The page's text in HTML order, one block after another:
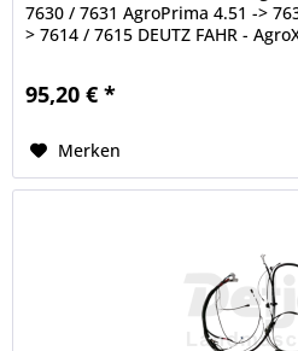
7630 / 7631 AgroPrima 4.51 ->
> 7614 / 7615 DEUTZ FAHR -
95,20 € *
Merken